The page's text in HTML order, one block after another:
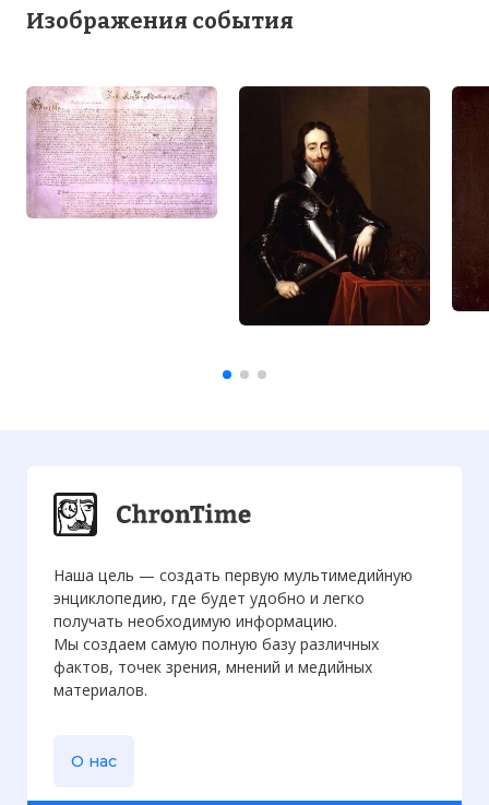
Изображения события
Наша цель — создать первую мультимедийную
энциклопедию, где будет удобно и легко
получать необходимую информацию.
Мы создаем самую полную базу различных
фактов, точек зрения, мнений и медийных
материалов.
О нас